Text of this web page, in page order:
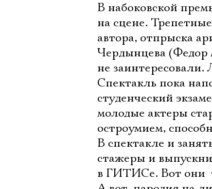
В набоковской
на сцене.
автора, отпрыска
Чердынцева (Федор
не заинтересовали.
Спектакль пока
студенческий
молодые актеры
остроумием,
В спектакле и
стажеры и
в ГИТИСе. Вот они 